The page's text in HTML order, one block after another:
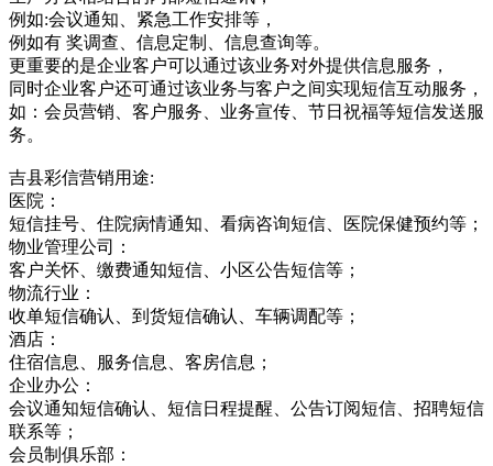
例如:会议通知、紧急工作安排等，
例如有 奖调查、信息定制、信息查询等。
更重要的是企业客户可以通过该业务对外提供信息服务，
同时企业客户还可通过该业务与客户之间实现短信互动服务，
如：会员营销、客户服务、业务宣传、节日祝福等短信发送服
务。
吉县彩信营销用途:
医院：
短信挂号、住院病情通知、看病咨询短信、医院保健预约等；
物业管理公司：
客户关怀、缴费通知短信、小区公告短信等；
物流行业：
收单短信确认、到货短信确认、车辆调配等；
酒店：
住宿信息、服务信息、客房信息；
企业办公：
会议通知短信确认、短信日程提醒、公告订阅短信、招聘短信
联系等；
会员制俱乐部：